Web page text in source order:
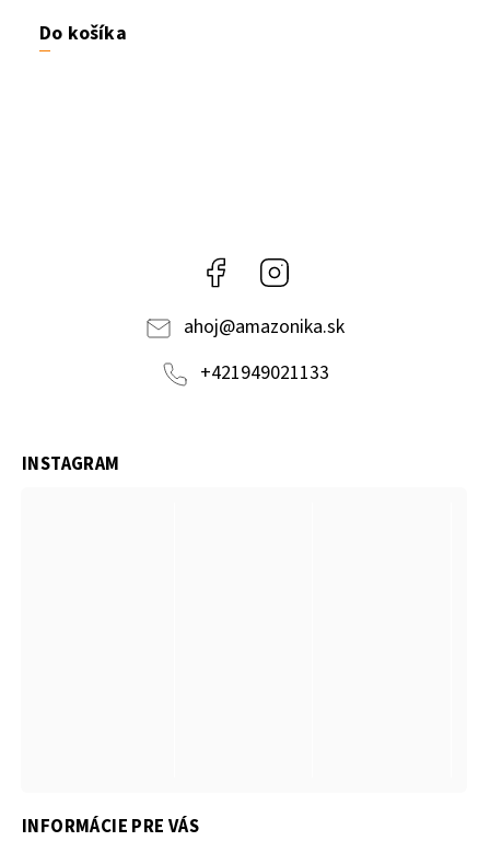
Do košíka
Facebook
ahoj@amazonika.sk
+421949021133
INFORMÁCIE PRE VÁS
INSTAGRAM